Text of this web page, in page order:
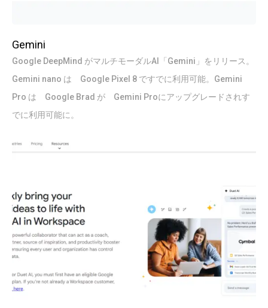
Gemini
Google DeepMind がマルチモーダルAI「Gemini」をリリース。
Gemini nano は Google Pixel 8 ですでに利用可能。Gemini
Pro は Google Brad が Gemini Proにアップグレードされす
でに利用可能に。